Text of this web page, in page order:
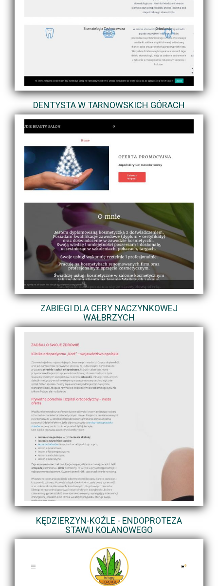
DENTYSTA W TARNOWSKICH GÓRACH
ZABIEGI DLA CERY NACZYNKOWEJ
WAŁBRZYCH
KĘDZIERZYN-KOŹLE - ENDOPROTEZA
STAWU KOLANOWEGO